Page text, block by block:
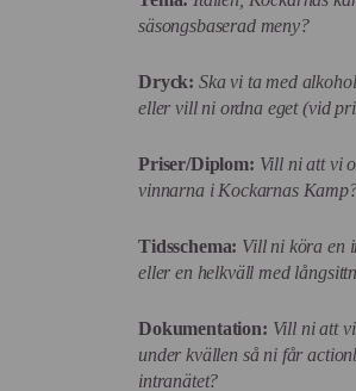
säsongsbaserad meny?
Dryck: Ska vi ta med
eller vill ni ordna eget (vid
Priser/Diplom: Vill ni att vi
vinnarna i Kockarnas
Tidsschema: Vill ni köra en
eller en helkväll med
Dokumentation: Vill ni att
under kvällen så ni får
intranätet?